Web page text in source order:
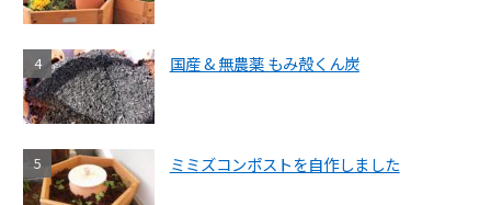
国産 & 無農薬 もみ殻くん炭
ミミズコンポストを自作しました